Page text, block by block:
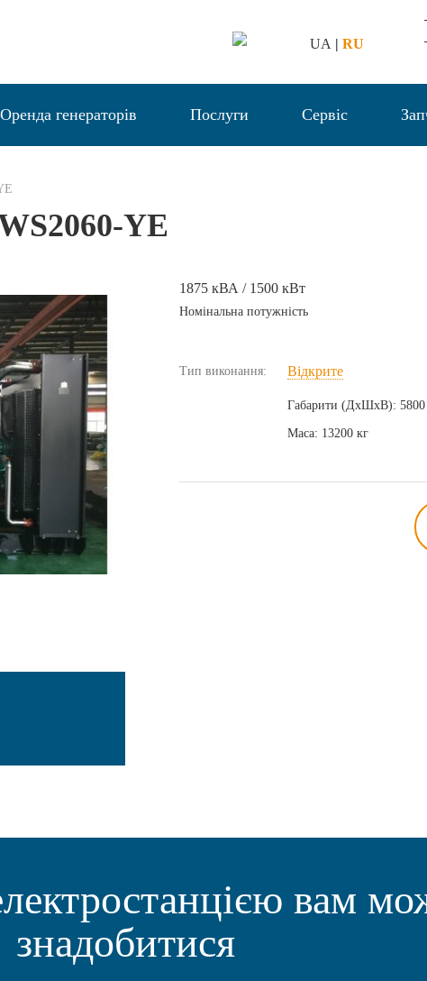
UA | RU
Оренда генераторів Послуги Сервіс
YE
1875 кВА / 1500 кВт
Номінальна потужність
Тип виконання: Відкрите
Габарити (ДхШхВ):
Маса: 13200 кг
вам
знадобитися